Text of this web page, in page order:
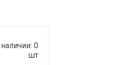
0
шт